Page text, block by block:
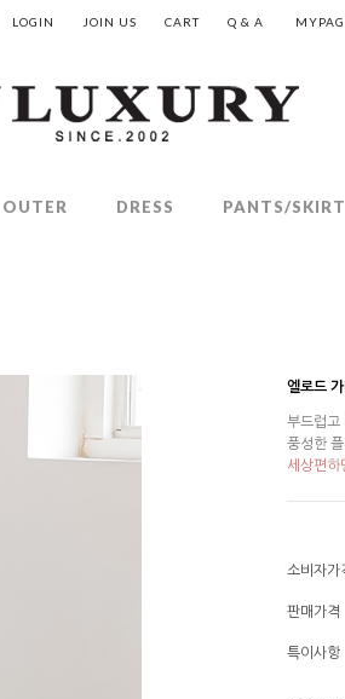
LOGIN JOIN US CART Q & A
OUTER DRESS PANTS/SKIRT
엘로드
부드럽고
풍성한
세상편하
소비자가
판매가격
특이사항